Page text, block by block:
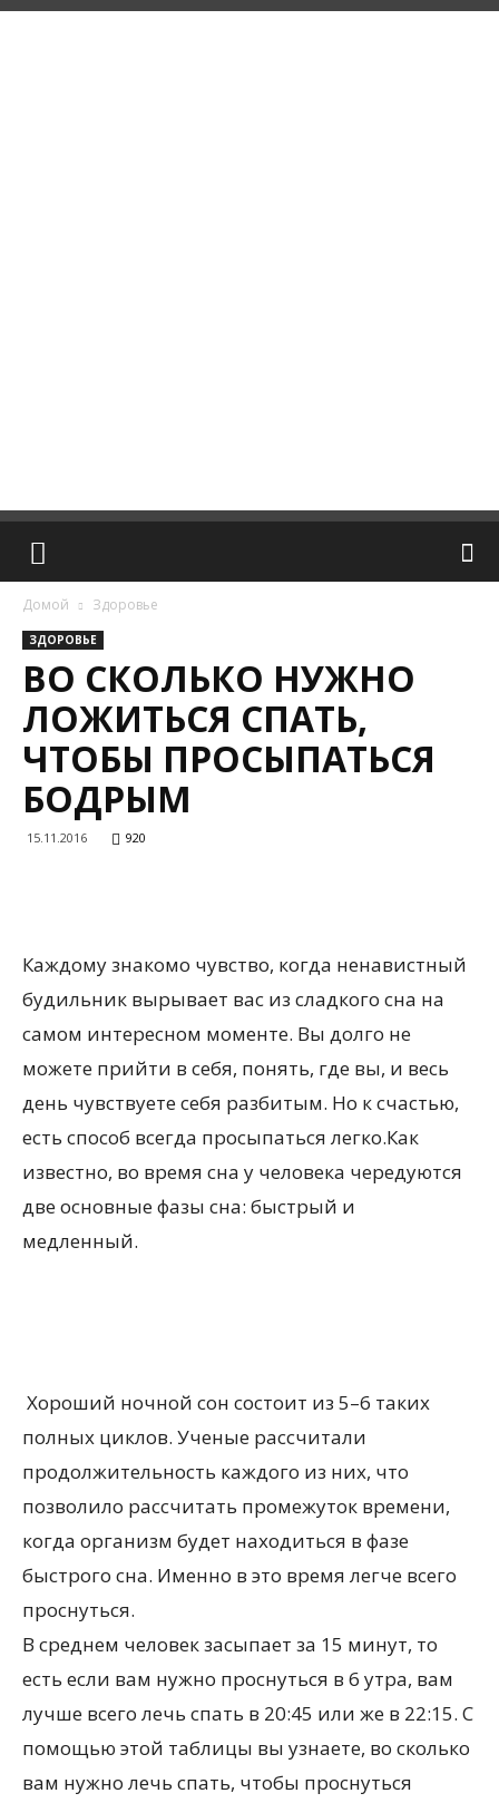
Домой Здоровье
ЗДОРОВЬЕ
ВО СКОЛЬКО НУЖНО
ЛОЖИТЬСЯ СПАТЬ,
ЧТОБЫ ПРОСЫПАТЬСЯ
БОДРЫМ
15.11.2016 920
Каждому знакомо чувство, когда ненавистный
будильник вырывает вас из сладкого сна на
самом интересном моменте. Вы долго не
можете прийти в себя, понять, где вы, и весь
день чувствуете себя разбитым. Но к счастью,
есть способ всегда просыпаться легко.Как
известно, во время сна у человека чередуются
две основные фазы сна: быстрый и
медленный.
Хороший ночной сон состоит из 5–6 таких
полных циклов. Ученые рассчитали
продолжительность каждого из них, что
позволило рассчитать промежуток времени,
когда организм будет находиться в фазе
быстрого сна. Именно в это время легче всего
проснуться.
В среднем человек засыпает за 15 минут, то
есть если вам нужно проснуться в 6 утра, вам
лучше всего лечь спать в 20:45 или же в 22:15. С
помощью этой таблицы вы узнаете, во сколько
вам нужно лечь спать, чтобы проснуться